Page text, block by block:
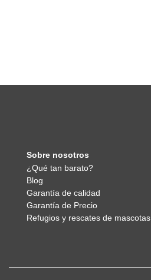
Sobre nosotros
¿Qué tan barato?
Blog
Garantía de calidad
Garantía de Precio
Refugios y rescates de mascotas